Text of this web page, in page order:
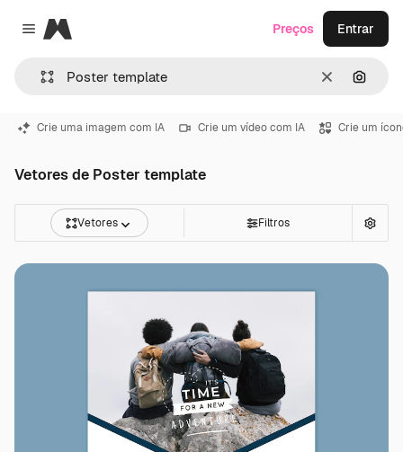
Close menu
Magnific
Limpar
Preços Entrar
Crie uma imagem com IA Crie um vídeo com IA Crie um
Vetores de Poster template
Vetores Filtros